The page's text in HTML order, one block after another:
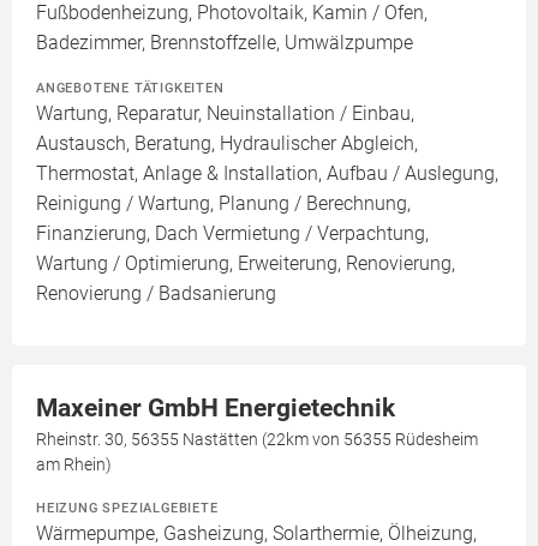
Fußbodenheizung, Photovoltaik, Kamin / Ofen,
Badezimmer, Brennstoffzelle, Umwälzpumpe
ANGEBOTENE TÄTIGKEITEN
Wartung, Reparatur, Neuinstallation / Einbau,
Austausch, Beratung, Hydraulischer Abgleich,
Thermostat, Anlage & Installation, Aufbau / Auslegung,
Reinigung / Wartung, Planung / Berechnung,
Finanzierung, Dach Vermietung / Verpachtung,
Wartung / Optimierung, Erweiterung, Renovierung,
Renovierung / Badsanierung
Maxeiner GmbH Energietechnik
Rheinstr. 30, 56355 Nastätten (22km von 56355 Rüdesheim
am Rhein)
HEIZUNG SPEZIALGEBIETE
Wärmepumpe, Gasheizung, Solarthermie, Ölheizung,